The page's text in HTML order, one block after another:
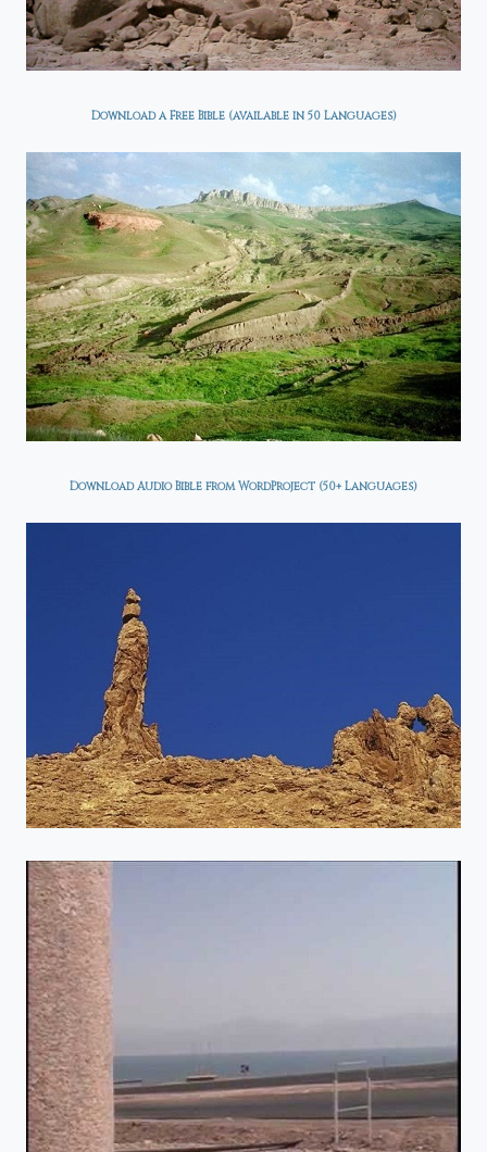
Download a Free Bible (available in 50 Languages)
Download Audio Bible from WordProject (50+ Languages)